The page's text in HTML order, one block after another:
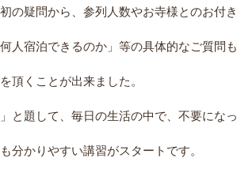
の疑問から、参列人数やお寺様とのお付き
人宿泊できるのか」等の具体的なご質問も
頂くことが出来ました。
と題して、毎日の生活の中で、不要になっ
分かりやすい講習がスタートです。